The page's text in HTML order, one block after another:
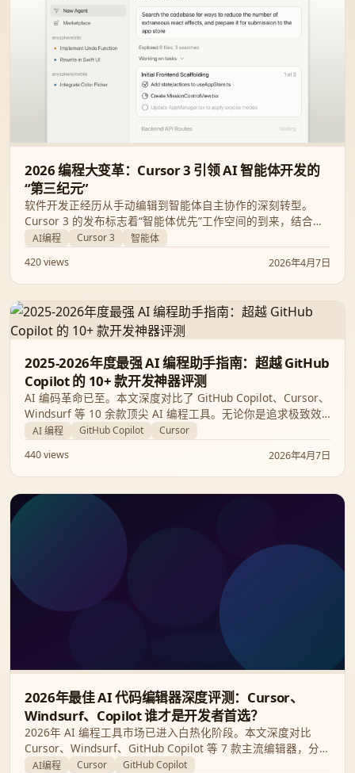
2026 编程大变革：Cursor 3 引领 AI 智能体开发的
“第三纪元”
软件开发正经历从手动编辑到智能体自主协作的深刻转型。
Cursor 3 的发布标志着“智能体优先”工作空间的到来，结合
GPT-5.4 等前沿模型，开发者正迈向代码库“自动驾驶”的新纪
元。本文将深入解析 Cursor 3 的核心功能及 2026 年 AI 编程
领域的关键创新。
AI编程 Cursor 3
智能体
420 views
2026年4月7日
2025-2026年度最强 AI 编程助手指南：超越 GitHub
Copilot 的 10+ 款开发神器评测
AI 编码革命已至。本文深度对比了 GitHub Copilot、Cursor、
Windsurf 等 10 余款顶尖 AI 编程工具。无论你是追求极致效
率的 Python 大佬，还是需要保护源码安全的初创团队，这里
都有最适合你的“AI 结对编程助手”。
AI 编程 GitHub Copilot
Cursor
440 views
2026年4月7日
2026年最佳 AI 代码编辑器深度评测：Cursor、
Windsurf、Copilot 谁才是开发者首选？
2026年 AI 编程工具市场已进入白热化阶段。本文深度对比
Cursor、Windsurf、GitHub Copilot 等 7 款主流编辑器，分析
Copilot 性能争议，并提供供应链安全指南。
AI编程 Cursor
GitHub Copilot